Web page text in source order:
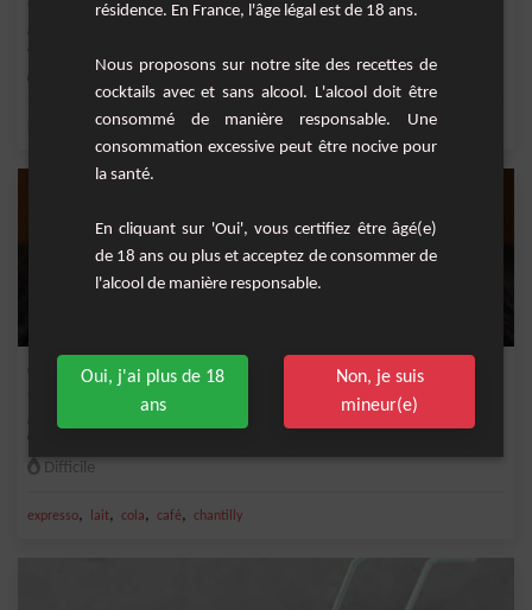
lait,sel,chantilly ,mûre
Café Latte Oreo
chau...
Difficile
expresso, lait, cola, café, chantilly
résidence. En France, l'âge légal est de 18 ans.
Nous proposons sur notre site des recettes de
cocktails avec et sans alcool. L'alcool doit être
consommé de manière responsable. Une
consommation excessive peut être nocive pour
la santé.
En cliquant sur 'Oui', vous certifiez être âgé(e)
de 18 ans ou plus et acceptez de consommer de
l'alcool de manière responsable.
Oui, j'ai plus de 18
ans
Non, je suis
mineur(e)